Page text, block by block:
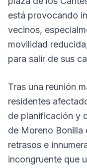
está provocando
vecinos,
movilidad
para salir de sus
Tras una reunión
residentes
de planificación y
de Moreno Bonilla
retrasos e
incongruente que